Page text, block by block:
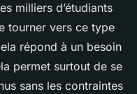
milliers d’étudiants
tourner vers ce type
répond à un besoin
permet surtout de se
sans les contraintes